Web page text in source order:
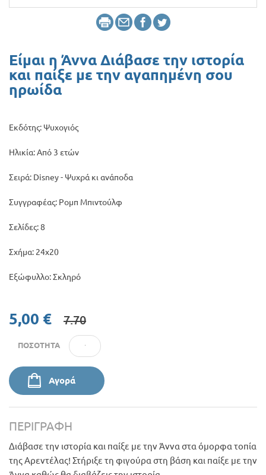
Είμαι η Άννα Διάβασε την ιστορία
και παίξε με την αγαπημένη σου
ηρωίδα
Εκδότης: Ψυχογιός
Ηλικία: Από 3 ετών
Σειρά: Disney - Ψυχρά κι ανάποδα
Συγγραφέας: Ρομπ Μπιντούλφ
Σελίδες: 8
Σχήμα: 24χ20
Εξώφυλλο: Σκληρό
5,00 € 7.70
ΠΟΣΌΤΗΤΑ
Αγορά
ΠΕΡΙΓΡΑΦΉ
Διάβασε την ιστορία και παίξε με την Άννα στα όμορφα τοπία
της Αρεντέλας! Στήριξε τη φιγούρα στη βάση και παίξε με την